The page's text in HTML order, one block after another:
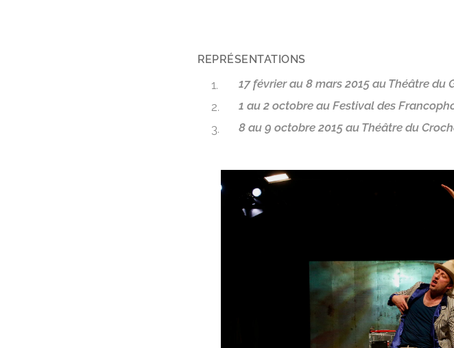
REPRÉSENTATIONS
17 février au 8 mars 2015 au Théâtre du
1 au 2 octobre au Festival des
8 au 9 octobre 2015 au Théâtre du